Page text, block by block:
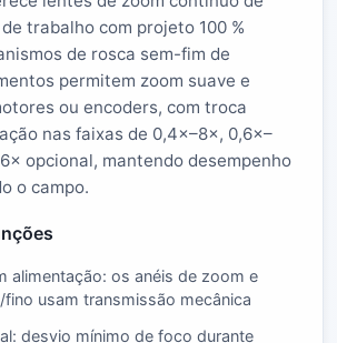
trabalho com projeto 100 %
de rosca sem-fim de
permitem zoom suave e
ou encoders, com troca
nas faixas de 0,4×–8×, 0,6×–
opcional, mantendo desempenho
o campo.
alimentação: os anéis de zoom e
usam transmissão mecânica
desvio mínimo de foco durante